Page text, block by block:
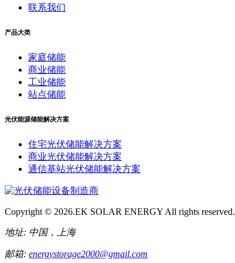
联系我们
产品大类
家庭储能
商业储能
工业储能
站点储能
光伏能源储能解决方案
住宅光伏储能解决方案
商业光伏储能解决方案
通信基站光伏储能解决方案
Copyright © 2026.EK SOLAR ENERGY All rights reserved.
地址: 中国，上海
邮箱: energystorage2000@gmail.com